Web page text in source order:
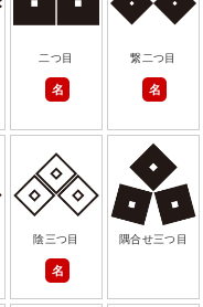
二つ目
名
繋二つ目
名
陰三つ目
名
隅合せ三つ目